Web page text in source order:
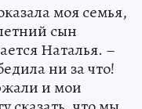
моя семья,
сын
Наталья. –
ни за что!
и мои